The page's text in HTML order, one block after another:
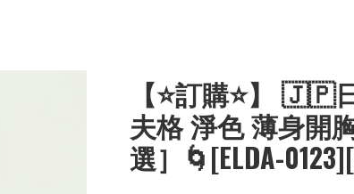
【⭐訂購⭐】 🇯🇵
夫格 淨色 薄身開
選］🌀[ELDA-